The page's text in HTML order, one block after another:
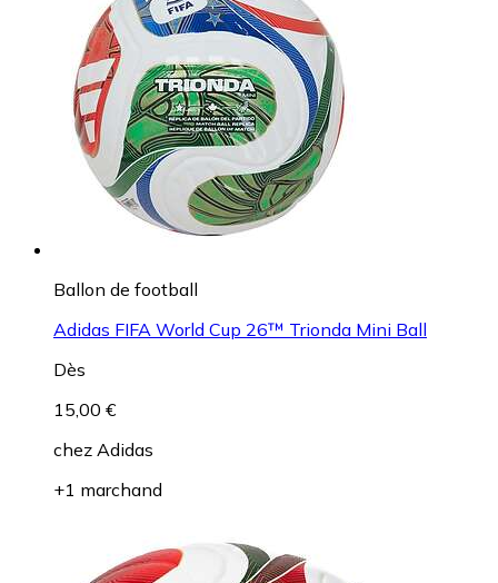
Ballon de football
Adidas FIFA World Cup 26™ Trionda Mini Ball
Dès
15,00 €
chez Adidas
+1 marchand